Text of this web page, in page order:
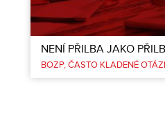
NENÍ PŘILBA JAKO
BOZP ČASTO KLADENÉ